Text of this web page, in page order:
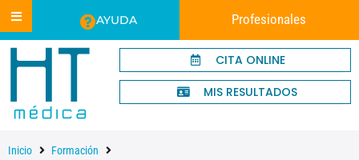
AYUDA Profesionales
CITA ONLINE
MIS RESULTADOS
Inicio
Formación